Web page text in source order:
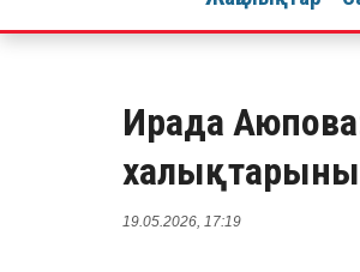
Ирада Аюпова:
халықтарының
19.05.2026, 17:19